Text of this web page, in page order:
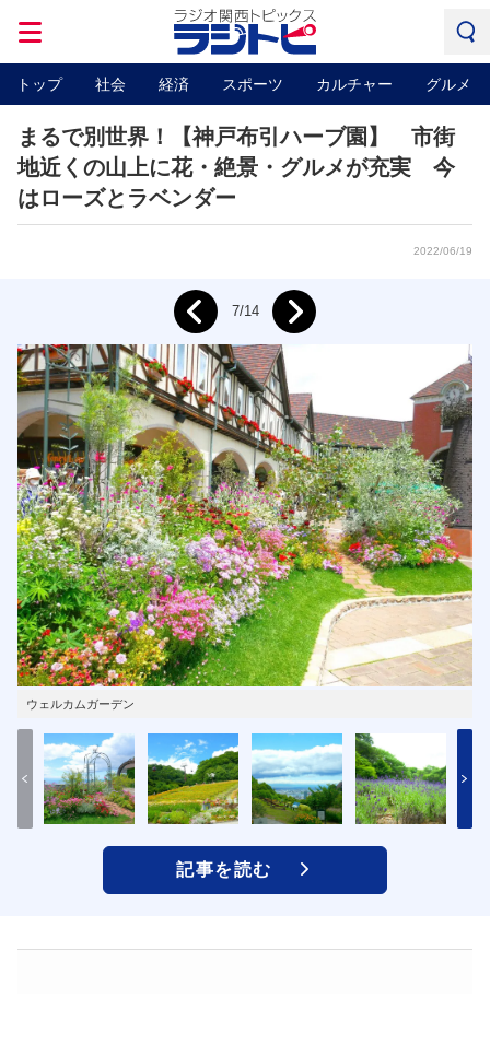
トップ 社会 経済 スポーツ カルチャー グルメ
まるで別世界！【神戸布引ハーブ園】 市街
地近くの山上に花・絶景・グルメが充実 今
はローズとラベンダー
2022/06/19
ウェルカムガーデン
7/14
記事を読む